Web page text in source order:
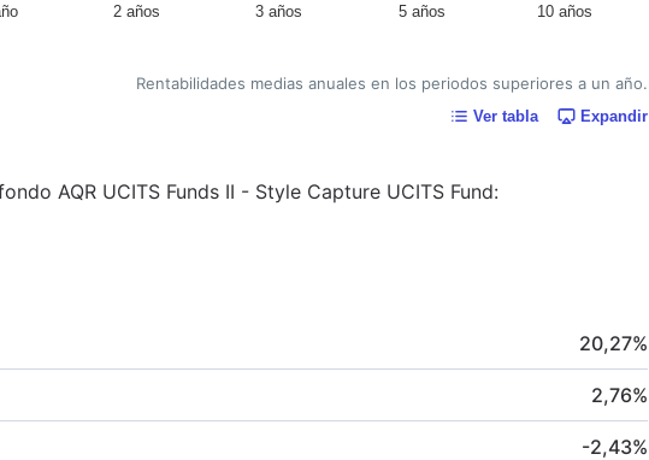
2 años 3 años 5 años 10 años
Rentabilidades medias anuales en los periodos superiores a un año.
Ver tabla Expandir
AQR UCITS Funds II - Style Capture UCITS Fund:
20,27%
2,76%
-2,43%